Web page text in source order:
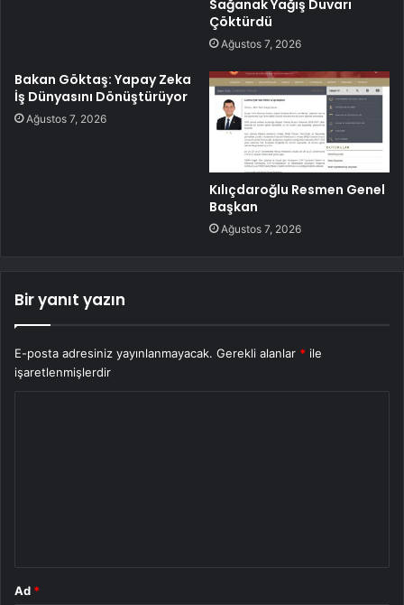
Sağanak Yağış Duvarı
Çöktürdü
Ağustos 7, 2026
Bakan Göktaş: Yapay Zeka
İş Dünyasını Dönüştürüyor
Ağustos 7, 2026
Kılıçdaroğlu Resmen Genel
Başkan
Ağustos 7, 2026
Bir yanıt yazın
E-posta adresiniz yayınlanmayacak. Gerekli alanlar * ile
işaretlenmişlerdir
Ad *